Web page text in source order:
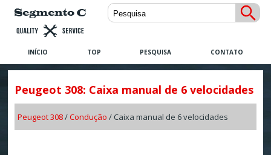
INÍCIO TOP PESQUISA CONTATO
Peugeot 308: Caixa manual de 6 velocidades
Peugeot 308/Condução / Caixa manual de 6 velocidades